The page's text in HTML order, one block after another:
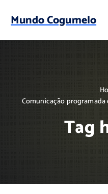
p
Mundo Cogumelo
Comunicação
Tag